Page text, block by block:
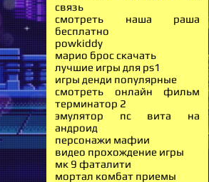
связь
смотреть наша раша
бесплатно
powkiddy
марио брос скачать
лучшие игры для ps1
игры денди популярные
смотреть онлайн фильм
терминатор 2
эмулятор пс вита на
андроид
персонажи мафии
видео прохождение игры
мк 9 фаталити
мортал комбат приемы